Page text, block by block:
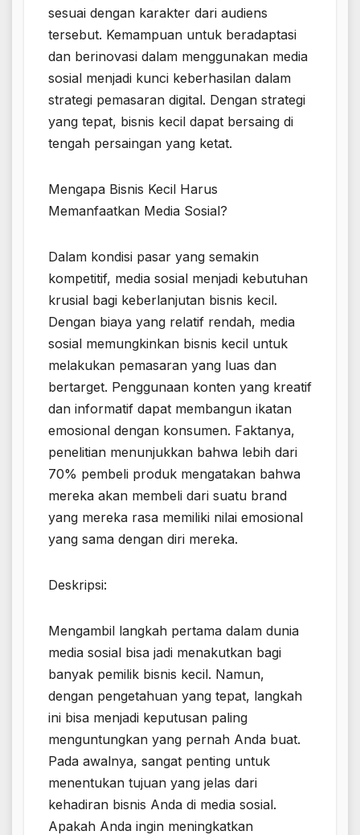
sesuai dengan karakter dari audiens
tersebut. Kemampuan untuk beradaptasi
dan berinovasi dalam menggunakan media
sosial menjadi kunci keberhasilan dalam
strategi pemasaran digital. Dengan strategi
yang tepat, bisnis kecil dapat bersaing di
tengah persaingan yang ketat.
Mengapa Bisnis Kecil Harus
Memanfaatkan Media Sosial?
Dalam kondisi pasar yang semakin
kompetitif, media sosial menjadi kebutuhan
krusial bagi keberlanjutan bisnis kecil.
Dengan biaya yang relatif rendah, media
sosial memungkinkan bisnis kecil untuk
melakukan pemasaran yang luas dan
bertarget. Penggunaan konten yang kreatif
dan informatif dapat membangun ikatan
emosional dengan konsumen. Faktanya,
penelitian menunjukkan bahwa lebih dari
70% pembeli produk mengatakan bahwa
mereka akan membeli dari suatu brand
yang mereka rasa memiliki nilai emosional
yang sama dengan diri mereka.
Deskripsi:
Mengambil langkah pertama dalam dunia
media sosial bisa jadi menakutkan bagi
banyak pemilik bisnis kecil. Namun,
dengan pengetahuan yang tepat, langkah
ini bisa menjadi keputusan paling
menguntungkan yang pernah Anda buat.
Pada awalnya, sangat penting untuk
menentukan tujuan yang jelas dari
kehadiran bisnis Anda di media sosial.
Apakah Anda ingin meningkatkan